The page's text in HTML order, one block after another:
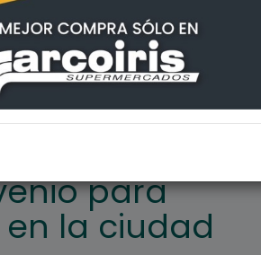
en la ciudad
ARROYO SECO
para
la ciudad